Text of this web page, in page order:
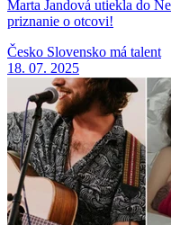
Marta Jandová utiekla do
priznanie o otcovi!
Česko Slovensko má talent
18. 07. 2025